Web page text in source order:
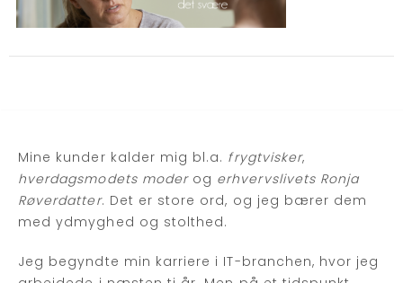
Mine kunder kalder mig bl.a. frygtvisker,
hverdagsmodets moderog erhvervslivets Ronja
Røverdatter. Det er store ord, og jeg bærer dem
med ydmyghed og stolthed.
Jeg begyndte min karriere i IT-branchen, hvor jeg